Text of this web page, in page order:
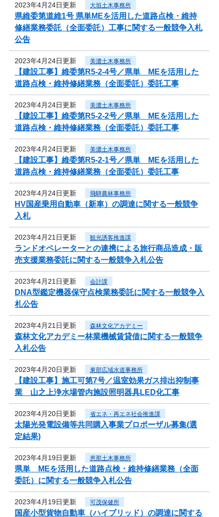
2023年4月24日更新 大垣土木事務所
県維委第道維1号 県単MEを活用した道路点検・維持
修繕業務委託（全面委託）工事に関する一般競争入札
公告
2023年4月24日更新 美濃土木事務所
【建設工事】維委第R5-2-4号／県単 MEを活用した
道路点検・維持修繕業務（全面委託）委託工事
2023年4月24日更新 美濃土木事務所
【建設工事】維委第R5-2-2号／県単 MEを活用した
道路点検・維持修繕業務（全面委託）委託工事
2023年4月24日更新 美濃土木事務所
【建設工事】維委第R5-2-1号／県単 MEを活用した
道路点検・維持修繕業務（全面委託）委託工事
2023年4月24日更新 飛騨農林事務所
HV国産乗用自動車（新車）の調達に関する一般競争
入札
2023年4月21日更新 観光誘客推進課
ランドオペレーターとの連携による旅行商品造成・販
売支援業務委託に関する一般競争入札公告
2023年4月21日更新 会計課
DNA型鑑定機器保守点検業務委託に関する一般競争入
札公告
2023年4月21日更新 森林文化アカデミー
森林文化アカデミー林業機械賃貸借に関する一般競争
入札公告
2023年4月20日更新 東部広域水道事務所
【建設工事】施工可第7号／温室効果ガス排出抑制事
業 山之上浄水場管内施設照明器具LED化工事
2023年4月20日更新 省エネ・再エネ社会推進課
太陽光発電設備等共同購入事業プロポーザル募集(選
定結果)
2023年4月19日更新 恵那土木事務所
県単 MEを活用した道路点検・維持修繕業務（全面
委託）に関する一般競争入札公告
2023年4月19日更新 可茂保健所
国産小型貨物自動車（ハイブリッド）の調達に関する